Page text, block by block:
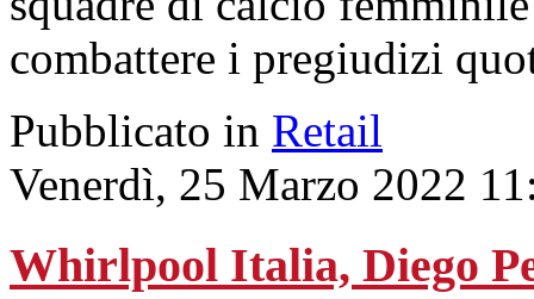
combattere i pregiudizi
Pubblicato in Retail
Venerdì, 25 Marzo 2022
Whirlpool Italia, Diego